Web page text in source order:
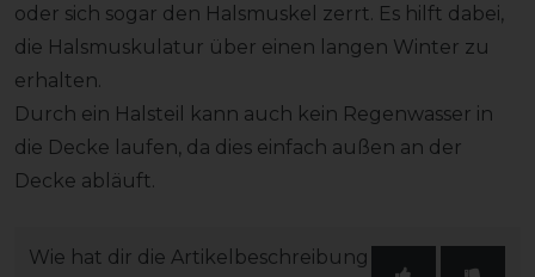
oder sich sogar den Halsmuskel zerrt. Es hilft dabei,
die Halsmuskulatur über einen langen Winter zu
erhalten.
Durch ein Halsteil kann auch kein Regenwasser in
die Decke laufen, da dies einfach außen an der
Decke abläuft.
Wie hat dir die Artikelbeschreibung